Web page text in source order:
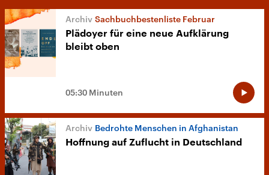
Sachbuchbestenliste Februar
Plädoyer für eine neue Aufklärung
bleibt oben
05:30 Minuten
Bedrohte Menschen in Afghanistan
Hoffnung auf Zuflucht in Deutschland